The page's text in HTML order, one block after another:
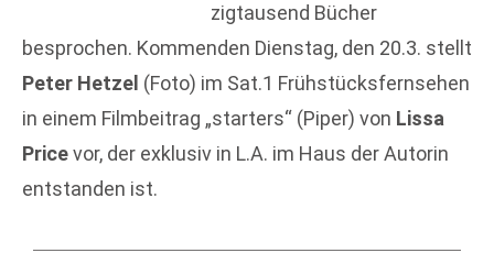
zigtausend Bücher
besprochen. Kommenden Dienstag, den 20.3. stellt
Peter Hetzel (Foto) im Sat.1 Frühstücksfernsehen
in einem Filmbeitrag „starters“ (Piper) von Lissa
Pricevor, der exklusiv in L.A. im Haus der Autorin
entstanden ist.